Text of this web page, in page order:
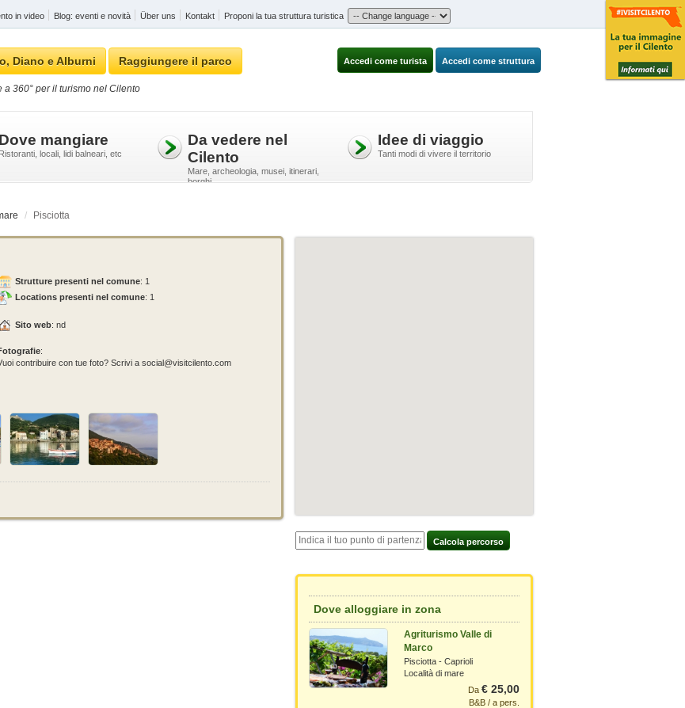
in video Blog: eventi e novità Über uns Kontakt Proponi la tua struttura turistica
Diano e Alburni Raggiungere il parco
a 360° per il turismo nel Cilento
Accedi come turista Accedi come struttura
Dove mangiare
Ristoranti, locali, lidi balneari, etc
Da vedere nel
Cilento
Mare, archeologia, musei, itinerari,
borghi
Idee di viaggio
Tanti modi di vivere il territorio
Pisciotta
Strutture presenti nel comune: 1
Locations presenti nel comune: 1
Sito web: nd
:
contribuire con tue foto? Scrivi a social@visitcilento.com
Calcola percorso
Dove alloggiare in zona
Agriturismo Valle di
Marco
Pisciotta - Caprioli
Località di mare
Da € 25,00
B&B / a pers.